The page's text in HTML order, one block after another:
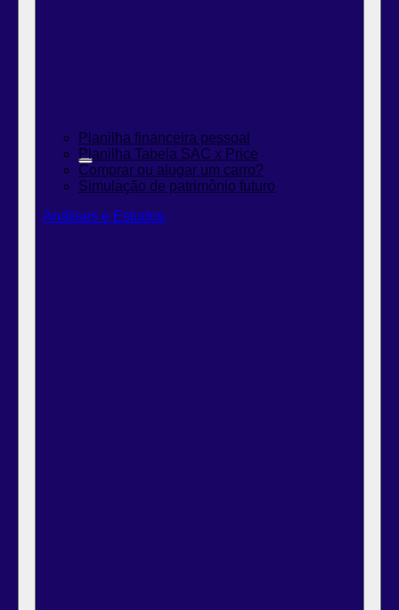
Planilha financeira pessoal
Planilha Tabela SAC x Price
Comprar ou alugar um carro?
Simulação de patrimônio futuro
Análises e Estudos